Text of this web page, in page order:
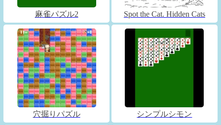
麻雀パズル2 Spot the Cat. Hidden Cats
穴掘りパズル シンプルシモン